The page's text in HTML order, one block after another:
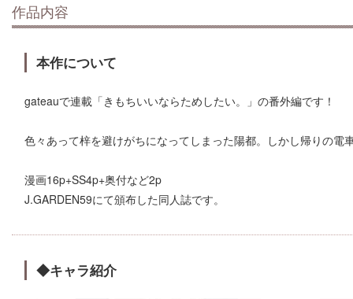
作品内容
本作について
gateauで連載「きもちいいならためしたい。」の番外編です！
色々あって梓を避けがちになってしまった陽都。しかし帰りの
漫画16p+SS4p+奥付など2p
J.GARDEN59にて頒布した同人誌です。
◆キャラ紹介